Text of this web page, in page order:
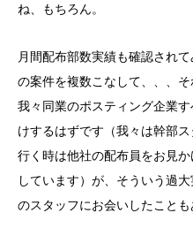
ね、もちろん。
月間配布部数実績も確認され
の案件を複数こなして、、、
我々同業のポスティング企業
けするはずです（我々は幹部
行く時は他社の配布員をお見
しています）が、そういう過
のスタッフにお会いしたことも